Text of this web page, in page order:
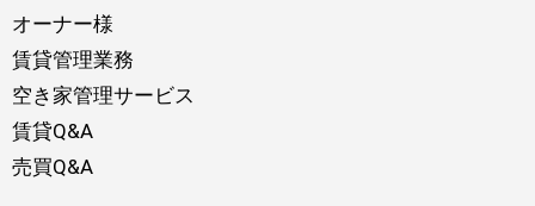
オーナー様
賃貸管理業務
空き家管理サービス
賃貸Q&A
売買Q&A